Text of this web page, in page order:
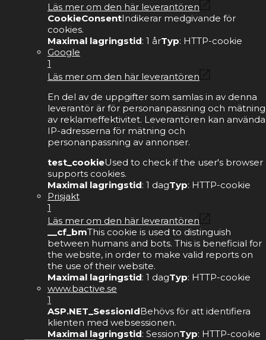
Läs mer om den här leverantören
CookieConsentIndikerar medgivande för
cookies.
Maximal lagringstid: 1 årTyp: HTTP-cookie
Google
1
Läs mer om den här leverantören
En del av de uppgifter som samlas in av denna
leverantör är för personanpassning och mätning
av reklameffektivitet. Leverantören kan använda
IP-adresserna för mätning och
personanpassning av annonser.
test_cookieUsed to check if the user's browser
supports cookies.
Maximal lagringstid: 1 dagTyp: HTTP-cookie
Prisjakt
1
Läs mer om den här leverantören
__cf_bmThis cookie is used to distinguish
between humans and bots. This is beneficial for
the website, in order to make valid reports on
the use of their website.
Maximal lagringstid: 1 dagTyp: HTTP-cookie
www.bactive.se
1
ASP.NET_SessionIdBehövs för att identifiera
klienten med websessionen.
Maximal lagringstid: SessionTyp: HTTP-cookie